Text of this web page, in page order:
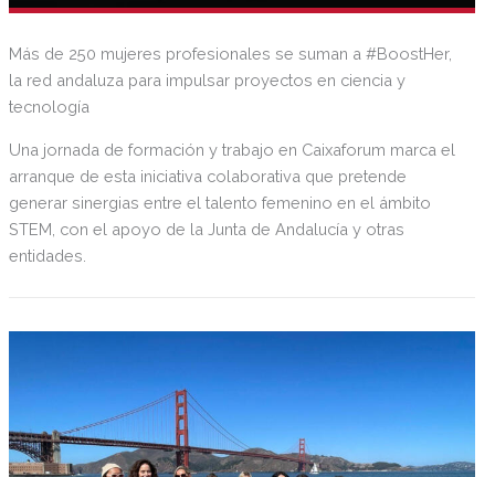
Más de 250 mujeres profesionales se suman a #BoostHer,
la red andaluza para impulsar proyectos en ciencia y
tecnología
Una jornada de formación y trabajo en Caixaforum marca el
arranque de esta iniciativa colaborativa que pretende
generar sinergias entre el talento femenino en el ámbito
STEM, con el apoyo de la Junta de Andalucía y otras
entidades.